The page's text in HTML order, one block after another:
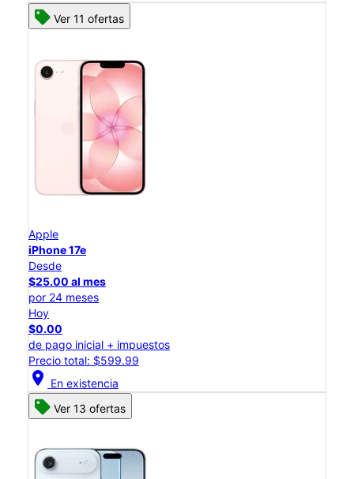
Ver 11 ofertas
Apple
iPhone 17e
Desde
$25.00 al mes
por 24 meses
Hoy
$0.00
de pago inicial + impuestos
Precio total: $599.99
location_on En existencia
Ver 13 ofertas